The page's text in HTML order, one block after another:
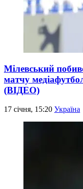
Мілевський
матчу
(ВІДЕО)
17 січня, 15:20 Україна